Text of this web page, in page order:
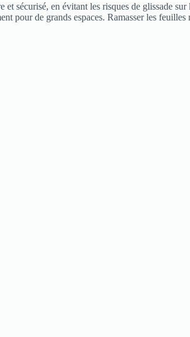
et sécurisé, en évitant les risques de glissade
pour de grands espaces. Ramasser les